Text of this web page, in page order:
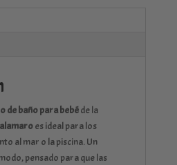
de baño para bebéde la
es ideal para los
al mar o la piscina. Un
pensado para que las